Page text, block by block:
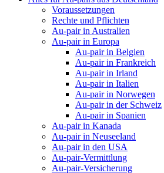
Voraussetzungen
Rechte und Pflichten
Au-pair in Australien
Au-pair in Europa
Au-pair in Belgien
Au-pair in Frankreich
Au-pair in Irland
Au-pair in Italien
Au-pair in Norwegen
Au-pair in der Schweiz
Au-pair in Spanien
Au-pair in Kanada
Au-pair in Neuseeland
Au-pair in den USA
Au-pair-Vermittlung
Au-pair-Versicherung